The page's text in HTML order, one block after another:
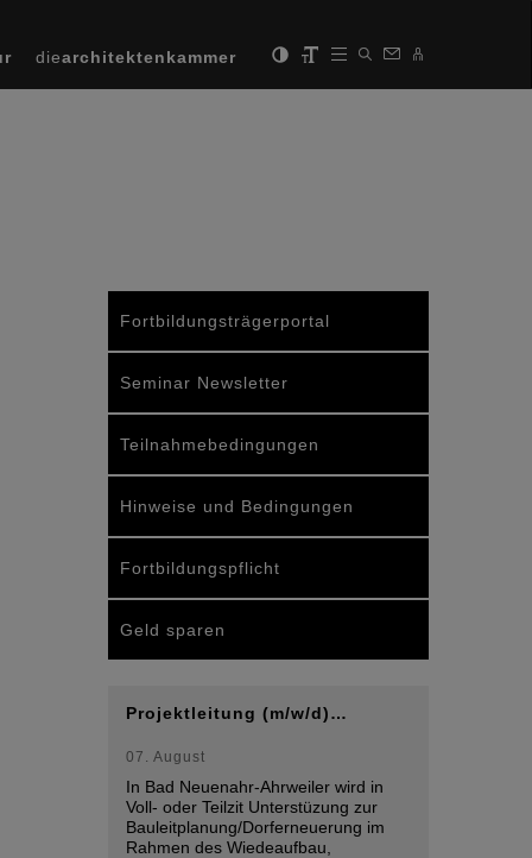
diearchitektenkammer
Fortbildungsträgerportal
Seminar Newsletter
Teilnahmebedingungen
Hinweise und Bedingungen
Fortbildungspflicht
Geld sparen
Projektleitung (m/w/d)…
07. August
In Bad Neuenahr-Ahrweiler wird in
Voll- oder Teilzit Unterstüzung zur
Bauleitplanung/Dorferneuerung im
Rahmen des Wiedeaufbau,